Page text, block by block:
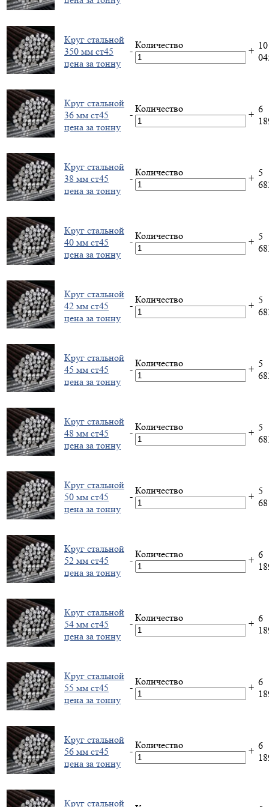
Круг стальной
350 мм ст45
цена за тонну
-
Количество
+ 10
Круг стальной
36 мм ст45
цена за тонну
-
Количество
+ 6
Круг стальной
38 мм ст45
цена за тонну
-
Количество
+ 5
Круг стальной
40 мм ст45
цена за тонну
-
Количество
+ 5
Круг стальной
42 мм ст45
цена за тонну
-
Количество
+ 5
Круг стальной
45 мм ст45
цена за тонну
-
Количество
+ 5
Круг стальной
48 мм ст45
цена за тонну
-
Количество
+ 5
Круг стальной
50 мм ст45
цена за тонну
-
Количество
+ 5
Круг стальной
52 мм ст45
цена за тонну
-
Количество
+ 6
Круг стальной
54 мм ст45
цена за тонну
-
Количество
+ 6
Круг стальной
55 мм ст45
цена за тонну
-
Количество
+ 6
Круг стальной
56 мм ст45
цена за тонну
-
Количество
+ 6
Круг стальной